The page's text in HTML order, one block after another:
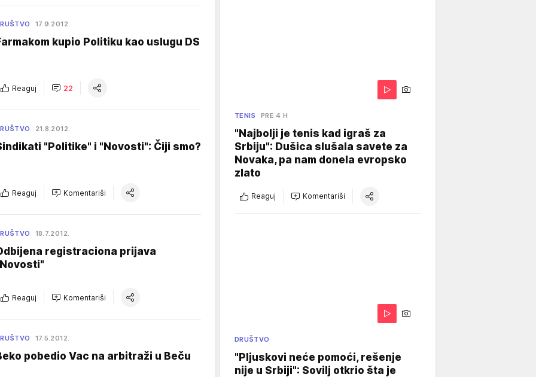
17.9.2012.
kupio Politiku kao uslugu DS
Reaguj 22
21.8.2012.
"Politike" i "Novosti": Čiji smo?
Reaguj Komentariši
18.7.2012.
registraciona prijava
Reaguj Komentariši
17.5.2012.
pobedio Vac na arbitraži u Beču
TENIS PRE 4 H
"Najbolji je tenis kad igraš za
Srbiju": Dušica slušala savete za
Novaka, pa nam donela evropsko
zlato
Reaguj Komentariši
DRUŠTVO
"Pljuskovi neće pomoći, rešenje
nije u Srbiji": Sovilj otkrio šta je